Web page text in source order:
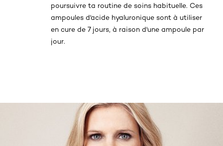
poursuivre ta routine de soins habituelle.​ Ces
ampoules d'acide hyaluronique sont à utiliser
en cure de 7 jours, à raison d'une ampoule par
jour.​